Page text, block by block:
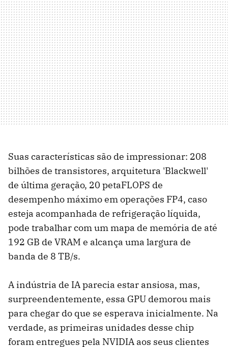
Suas características são de impressionar: 208
bilhões de transistores, arquitetura 'Blackwell'
de última geração, 20 petaFLOPS de
desempenho máximo em operações FP4, caso
esteja acompanhada de refrigeração líquida,
pode trabalhar com um mapa de memória de até
192 GB de VRAM e alcança uma largura de
banda de 8 TB/s.
A indústria de IA parecia estar ansiosa, mas,
surpreendentemente, essa GPU demorou mais
para chegar do que se esperava inicialmente. Na
verdade, as primeiras unidades desse chip
foram entregues pela NVIDIA aos seus clientes